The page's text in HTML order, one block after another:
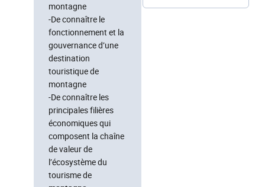
montagne
-De connaître le
fonctionnement et la
gouvernance d’une
destination
touristique de
montagne
-De connaître les
principales filières
économiques qui
composent la chaîne
de valeur de
l’écosystème du
tourisme de